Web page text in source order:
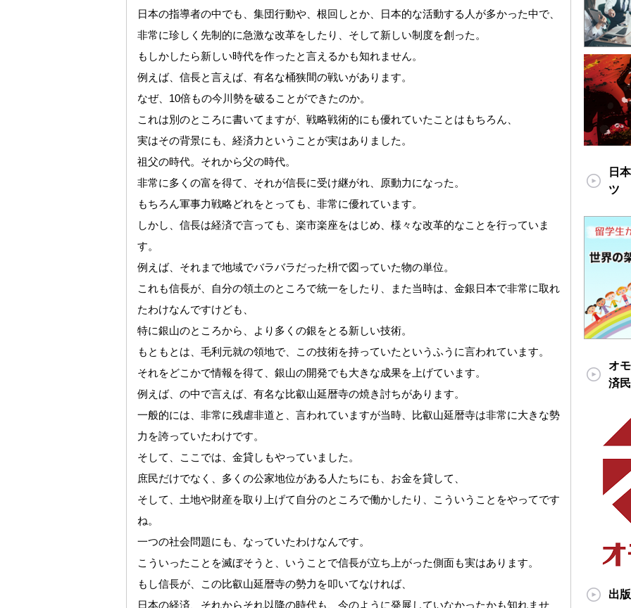
日本の指導者の中でも、集団行動や、根回しとか、日本的な活動する人が多かった中で、
非常に珍しく先制的に急激な改革をしたり、そして新しい制度を創った。
もしかしたら新しい時代を作ったと言えるかも知れません。
例えば、信長と言えば、有名な桶狭間の戦いがあります。
なぜ、10倍もの今川勢を破ることができたのか。
これは別のところに書いてますが、戦略戦術的にも優れていたことはもちろん、
実はその背景にも、経済力ということが実はありました。
祖父の時代。それから父の時代。
非常に多くの富を得て、それが信長に受け継がれ、原動力になった。
もちろん軍事力戦略どれをとっても、非常に優れています。
しかし、信長は経済で言っても、楽市楽座をはじめ、様々な改革的なことを行っていま
す。
例えば、それまで地域でバラバラだった枡で図っていた物の単位。
これも信長が、自分の領土のところで統一をしたり、また当時は、金銀日本で非常に取れ
たわけなんですけども、
特に銀山のところから、より多くの銀をとる新しい技術。
もともとは、毛利元就の領地で、この技術を持っていたというふうに言われています。
それをどこかで情報を得て、銀山の開発でも大きな成果を上げています。
例えば、の中で言えば、有名な比叡山延暦寺の焼き討ちがあります。
一般的には、非常に残虐非道と、言われていますが当時、比叡山延暦寺は非常に大きな勢
力を誇っていたわけです。
そして、ここでは、金貸しもやっていました。
庶民だけでなく、多くの公家地位がある人たちにも、お金を貸して、
そして、土地や財産を取り上げて自分のところで働かしたり、こういうことをやってです
ね。
一つの社会問題にも、なっていたわけなんです。
こういったことを滅ぼそうと、いうことで信長が立ち上がった側面も実はあります。
もし信長が、この比叡山延暦寺の勢力を叩いてなければ、
日本の経済、それからそれ以降の時代も、今のように発展していなかったかも知れませ
日
ツ
オ
済民
出